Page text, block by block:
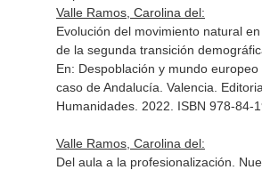
Valle Ramos, Carolina del:
Evolución del movimiento natural
de la segunda transición
En: Despoblación y mundo
caso de Andalucía . Valencia.
Humanidades. 2022. ISBN 978-84-
Valle Ramos, Carolina del:
Del aula a la profesionalización.